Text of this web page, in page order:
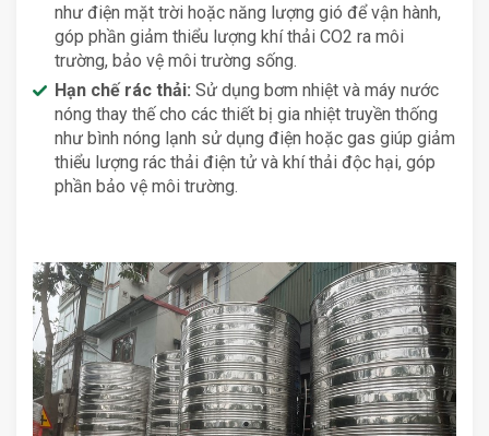
như điện mặt trời hoặc năng lượng gió để vận hành,
góp phần giảm thiểu lượng khí thải CO2 ra môi
trường, bảo vệ môi trường sống.
Hạn chế rác thải: Sử dụng bơm nhiệt và máy nước
nóng thay thế cho các thiết bị gia nhiệt truyền thống
như bình nóng lạnh sử dụng điện hoặc gas giúp giảm
thiểu lượng rác thải điện tử và khí thải độc hại, góp
phần bảo vệ môi trường.